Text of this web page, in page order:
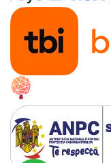
Lego Boost
Lego Bluey
Lego City
Lego Classic
Lego Colectia Botanica
Lego Creator
Lego Creator Expert